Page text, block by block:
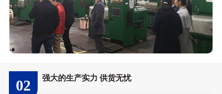
02 强大的生产实力 供货无忧